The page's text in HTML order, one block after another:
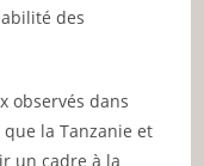
des
observés dans
que la Tanzanie et
un cadre à la